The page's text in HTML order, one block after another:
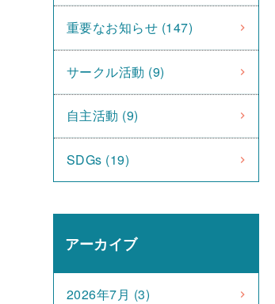
重要なお知らせ (147)
サークル活動 (9)
自主活動 (9)
SDGs (19)
アーカイブ
2026年7月 (3)